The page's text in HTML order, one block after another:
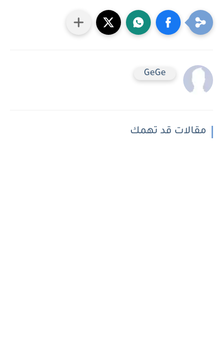
GeGe
مقالات قد تهمك